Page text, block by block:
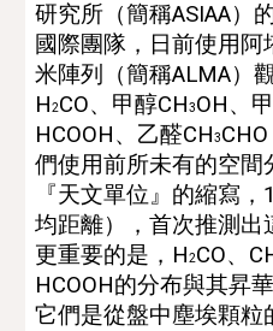
研究所（簡稱ASIAA）
國際團隊，日前使用
米陣列（簡稱ALMA）
H2CO、甲醇CH3OH、
HCOOH、乙醛CH3
們使用前所未有的空間
『天文單位』的縮寫
均距離），首次推測出
更重要的是，H2CO、
HCOOH的分布與其昇
它們是從盤中塵埃顆粒